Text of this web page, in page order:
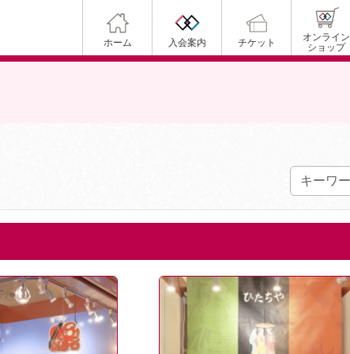
ホーム 入会案内 チケット
オンライン
ショップ